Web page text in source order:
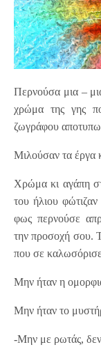
Περνούσα μια –
χρώμα της γης
ζωγράφου
Μιλούσαν τα έργα
Χρώμα κι αγάπη
του ήλιου
φως περνούσε
την προσοχή σου.
που σε
Μην ήταν η
Μην ήταν το
-Μην με ρωτάς,